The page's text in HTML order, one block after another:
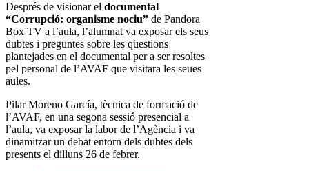
Després de visionar el documental
“Corrupció: organisme nociu” de Pandora
Box TV a l’aula, l’alumnat va exposar els seus
dubtes i preguntes sobre les qüestions
plantejades en el documental per a ser resoltes
pel personal de l’AVAF que visitara les seues
aules.
Pilar Moreno García, tècnica de formació de
l’AVAF, en una segona sessió presencial a
l’aula, va exposar la labor de l’Agència i va
dinamitzar un debat entorn dels dubtes dels
presents el dilluns 26 de febrer.